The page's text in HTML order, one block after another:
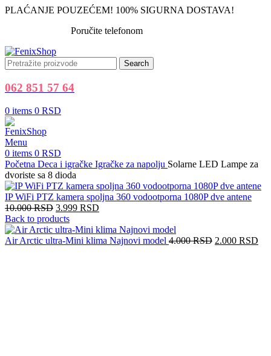
PLAĆANJE POUZEĆEM! 100% SIGURNA DOSTAVA!
Poručite telefonom
Search
062 851 57 64
0 items 0 RSD
Menu
0 items 0 RSD
Početna Deca i igračke Igračke za napolju Solarne LED Lampe za
dvoriste sa 8 dioda
IP WiFi PTZ kamera spoljna 360 vodootporna 1080P dve antene
10.000RSD 3.999 RSD
Back to products
Air Arctic ultra-Mini klima Najnovi model 4.000RSD 2.000 RSD